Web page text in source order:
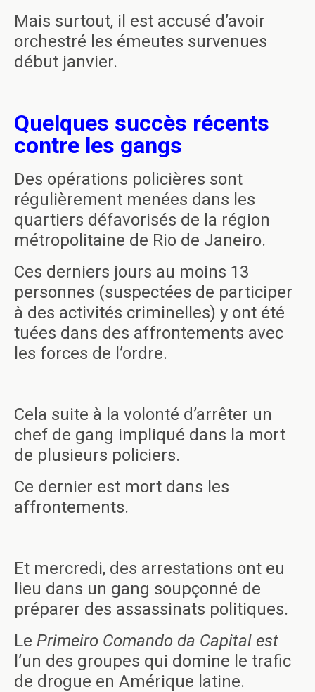
Mais surtout, il est accusé d’avoir
orchestré les émeutes survenues
début janvier.
Quelques succès récents
contre les gangs
Des opérations policières sont
régulièrement menées dans les
quartiers défavorisés de la région
métropolitaine de Rio de Janeiro.
Ces derniers jours au moins 13
personnes (suspectées de participer
à des activités criminelles) y ont été
tuées dans des affrontements avec
les forces de l’ordre.
Cela suite à la volonté d’arrêter un
chef de gang impliqué dans la mort
de plusieurs policiers.
Ce dernier est mort dans les
affrontements.
Et mercredi, des arrestations ont eu
lieu dans un gang soupçonné de
préparer des assassinats politiques.
Le Primeiro Comando da Capital est
l’un des groupes qui domine le trafic
de drogue en Amérique latine.